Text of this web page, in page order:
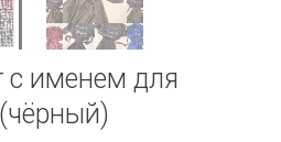
с именем для